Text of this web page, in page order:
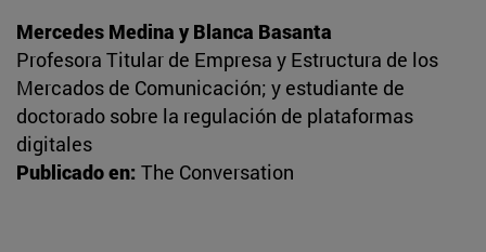
Mercedes Medina y Blanca Basanta
Profesora Titular de Empresa y Estructura de los
Mercados de Comunicación; y estudiante de
doctorado sobre la regulación de plataformas
digitales
Publicado en: The Conversation